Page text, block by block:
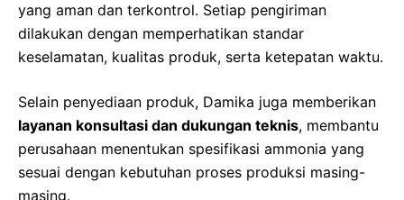
yang aman dan terkontrol. Setiap pengiriman
dilakukan dengan memperhatikan standar
keselamatan, kualitas produk, serta ketepatan waktu.
Selain penyediaan produk, Damika juga memberikan
layanan konsultasi dan dukungan teknis, membantu
perusahaan menentukan spesifikasi ammonia yang
sesuai dengan kebutuhan proses produksi masing-
masing.